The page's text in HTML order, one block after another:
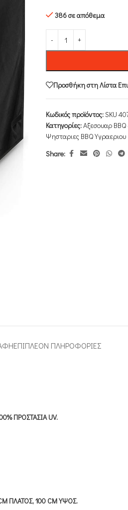
386 σε απόθεμα
Προσθήκη στη Λίστα
Κωδικός προϊόντος:SKU
Κατηγορίες:Αξεσουαρ
Ψησταριες BBQ Υγραεριου
Share:
ΕΠΙΠΛΈΟΝ ΠΛΗΡΟΦΟΡΊΕΣ
ΠΡΟΣΤΑΣΙΑ UV.
ΠΛΑΤΟΣ, 100 CM ΥΨΟΣ.